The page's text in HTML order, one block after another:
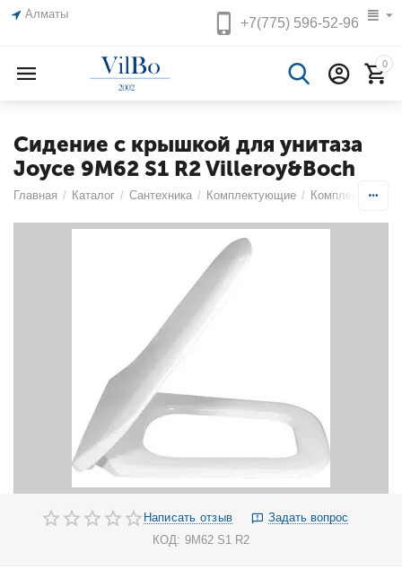
Алматы
+7(775)596-52-96
0
Сидение c крышкой для унитаза
Joyce 9M62 S1 R2 Villeroy&Boch
Главная / Каталог / Сантехника / Комплектующие / Комплектующие
Написать отзыв
Задать вопрос
КОД: 9M62 S1 R2